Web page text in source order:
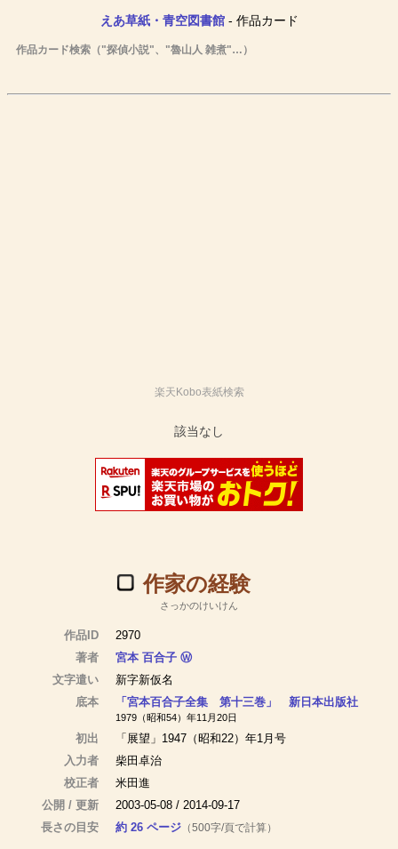
えあ草紙・青空図書館- 作品カード
作品カード検索（"探偵小説"、"魯山人 雑煮"…）
楽天Kobo表紙検索
作家の経験
さっかのけいけん
作品ID
2970
著者
宮本 百合子 Ⓦ
文字遣い
新字新仮名
底本
「宮本百合子全集 第十三巻」 新日本出版社
1979（昭和54）年11月20日
初出
「展望」1947（昭和22）年1月号
入力者
柴田卓治
校正者
米田進
公開 / 更新
2003-05-08 / 2014-09-17
長さの目安
約 26 ページ（500字/頁で計算）